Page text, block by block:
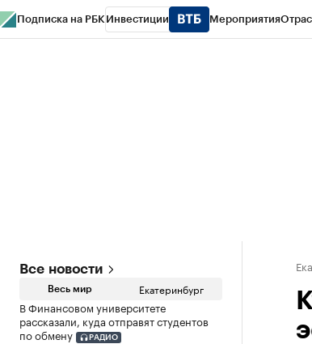
Подписка на РБК Инвестиции Мероприятия
Все новости
Весь мир Екатеринбург
В Финансовом университете
рассказали, куда отправят студентов
по обмену
РАДИО